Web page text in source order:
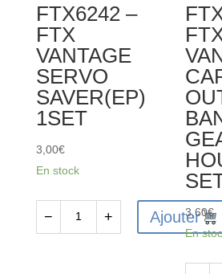
FTX6242 –
FTX
VANTAGE
SERVO
SAVER(EP)
1SET
3,00€
En stock
− + Ajouter
3,60€
En